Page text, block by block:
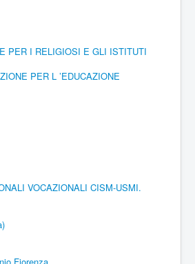
PER I RELIGIOSI E GLI ISTITUTI
PER L ’EDUCAZIONE
VOCAZIONALI CISM-USMI.